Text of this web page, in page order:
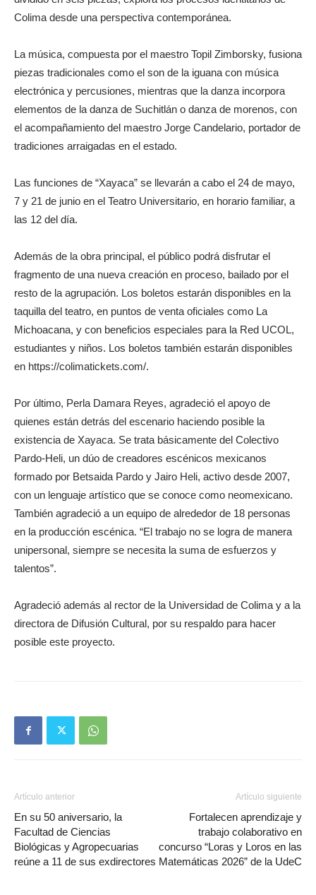
Colima desde una perspectiva contemporánea.
La música, compuesta por el maestro Topil Zimborsky, fusiona
piezas tradicionales como el son de la iguana con música
electrónica y percusiones, mientras que la danza incorpora
elementos de la danza de Suchitlán o danza de morenos, con
el acompañamiento del maestro Jorge Candelario, portador de
tradiciones arraigadas en el estado.
Las funciones de “Xayaca” se llevarán a cabo el 24 de mayo,
7 y 21 de junio en el Teatro Universitario, en horario familiar, a
las 12 del día.
Además de la obra principal, el público podrá disfrutar el
fragmento de una nueva creación en proceso, bailado por el
resto de la agrupación. Los boletos estarán disponibles en la
taquilla del teatro, en puntos de venta oficiales como La
Michoacana, y con beneficios especiales para la Red UCOL,
estudiantes y niños. Los boletos también estarán disponibles
en https://colimatickets.com/.
Por último, Perla Damara Reyes, agradeció el apoyo de
quienes están detrás del escenario haciendo posible la
existencia de Xayaca. Se trata básicamente del Colectivo
Pardo-Heli, un dúo de creadores escénicos mexicanos
formado por Betsaida Pardo y Jairo Heli, activo desde 2007,
con un lenguaje artístico que se conoce como neomexicano.
También agradeció a un equipo de alrededor de 18 personas
en la producción escénica. “El trabajo no se logra de manera
unipersonal, siempre se necesita la suma de esfuerzos y
talentos”.
Agradeció además al rector de la Universidad de Colima y a la
directora de Difusión Cultural, por su respaldo para hacer
posible este proyecto.
Artículo anterior
En su 50 aniversario, la
Facultad de Ciencias
Biológicas y Agropecuarias
reúne a 11 de sus exdirectores
Artículo siguiente
Fortalecen aprendizaje y
trabajo colaborativo en
concurso “Loras y Loros en las
Matemáticas 2026” de la UdeC